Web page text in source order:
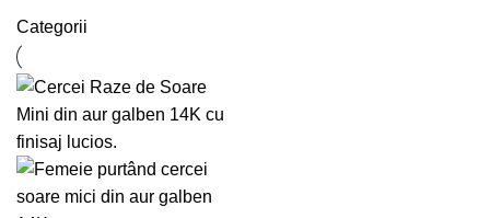
Categorii